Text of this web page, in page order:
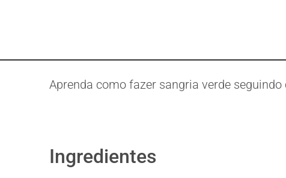
Aprenda como fazer sangria verde
Ingredientes